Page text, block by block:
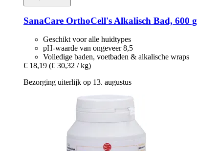
SanaCare OrthoCell's Alkalisch Bad, 600 g
Geschikt voor alle huidtypes
pH-waarde van ongeveer 8,5
Volledige baden, voetbaden & alkalische wraps
€ 18,19 (€ 30,32 / kg)
Bezorging uiterlijk op 13. augustus